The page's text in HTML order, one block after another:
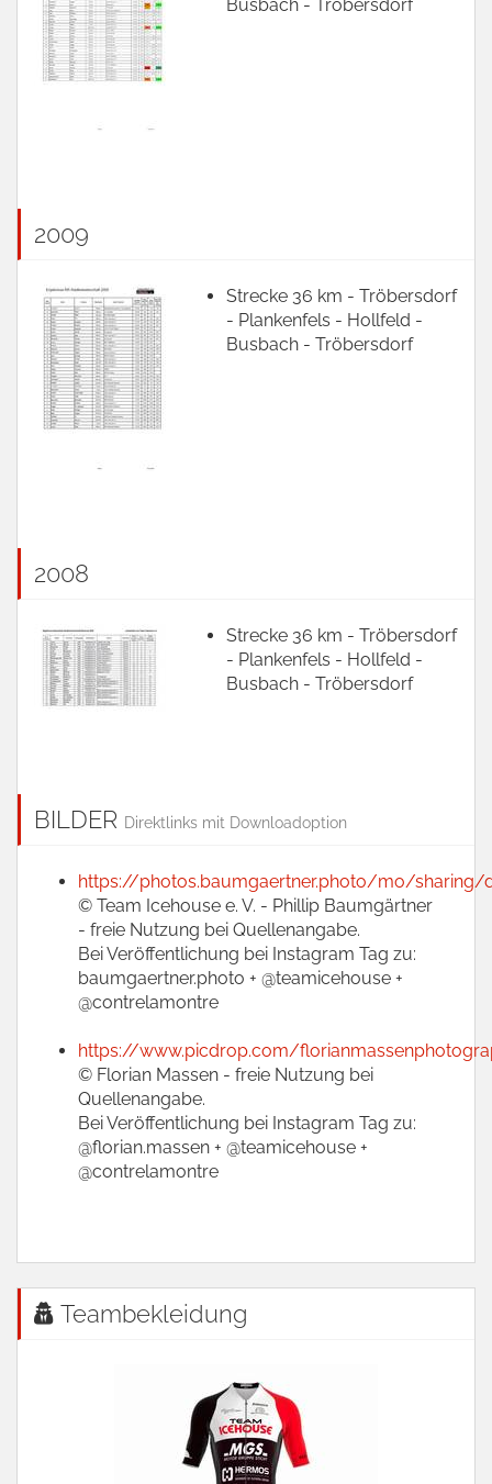
Busbach - Tröbersdorf
2009
Strecke 36 km - Tröbersdorf
- Plankenfels - Hollfeld -
Busbach - Tröbersdorf
2008
Strecke 36 km - Tröbersdorf
- Plankenfels - Hollfeld -
Busbach - Tröbersdorf
BILDER Direktlinks mit Downloadoption
https://photos.baumgaertner.photo/mo/sharing/
© Team Icehouse e. V. - Phillip Baumgärtner
- freie Nutzung bei Quellenangabe.
Bei Veröffentlichung bei Instagram Tag zu:
baumgaertner.photo + @teamicehouse +
@contrelamontre
https://www.picdrop.com/
© Florian Massen - freie Nutzung bei
Quellenangabe.
Bei Veröffentlichung bei Instagram Tag zu:
@florian.massen + @teamicehouse +
@contrelamontre
Teambekleidung